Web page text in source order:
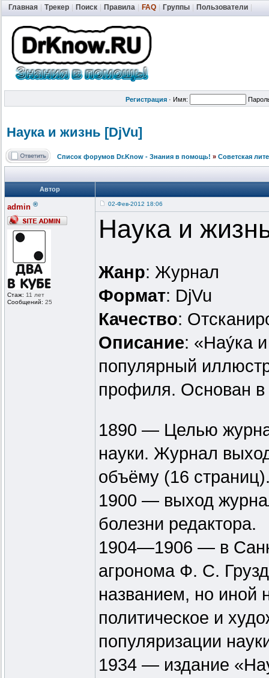
Главная Трекер Поиск Правила FAQ Группы Пользователи
Регистрация · Имя:
Наука и жизнь [DjVu]
Список форумов Dr.Know - Знания в помощь! » Советская
Автор
admin ®
Стаж: 11 лет
Сообщений: 25
02-Фев-2012 18:06
Наука и
Жанр: Журнал
Формат: DjVu
Качество:
Описание: «Нау́ка
популярный
профиля. Основан в
1890 — Целью
науки. Журнал
объёму (16
1900 — выход
болезни редактора.
1904—1906 — в
агронома Ф. С.
названием, но иной
политическое и
популяризации
1934 — издание